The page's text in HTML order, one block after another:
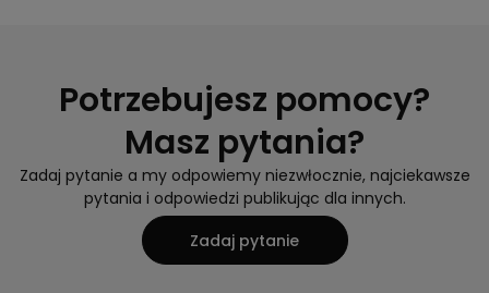
Potrzebujesz pomocy?
Masz pytania?
Zadaj pytanie a my odpowiemy niezwłocznie, najciekawsze
pytania i odpowiedzi publikując dla innych.
Zadaj pytanie